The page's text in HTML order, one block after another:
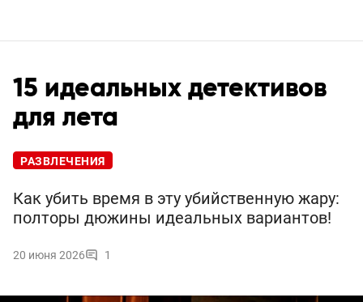
15 идеальных детективов
для лета
РАЗВЛЕЧЕНИЯ
Как убить время в эту убийственную жару:
полторы дюжины идеальных вариантов!
20 июня 2026 1